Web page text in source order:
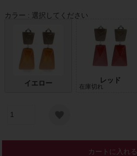
カラー 選択してください
イエロー レッド
在庫切れ
カートに入れる